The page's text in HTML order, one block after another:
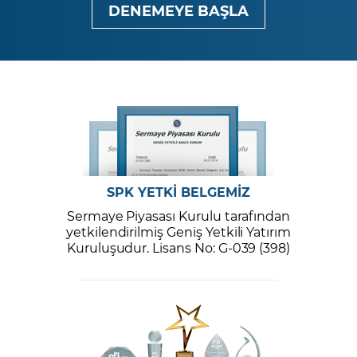
DENEMEYE BAŞLA
SPK YETKİ BELGEMİZ
Sermaye Piyasası Kurulu tarafından
yetkilendirilmiş Geniş Yetkili Yatırım
Kuruluşudur. Lisans No: G-039 (398)